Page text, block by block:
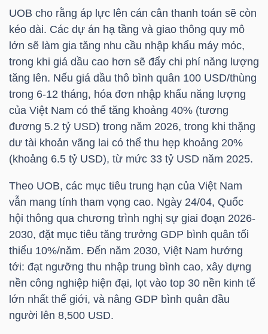
UOB cho rằng áp lực lên cán cân thanh toán sẽ còn
kéo dài. Các dự án hạ tầng và giao thông quy mô
lớn sẽ làm gia tăng nhu cầu nhập khẩu máy móc,
trong khi giá dầu cao hơn sẽ đẩy chi phí năng lượng
tăng lên. Nếu giá dầu thô bình quân 100 USD/thùng
trong 6-12 tháng, hóa đơn nhập khẩu năng lượng
của Việt Nam có thể tăng khoảng 40% (tương
đương 5.2 tỷ USD) trong năm 2026, trong khi thặng
dư tài khoản vãng lai có thể thu hẹp khoảng 20%
(khoảng 6.5 tỷ USD), từ mức 33 tỷ USD năm 2025.
Theo UOB, các mục tiêu trung hạn của Việt Nam
vẫn mang tính tham vọng cao. Ngày 24/04, Quốc
hội thông qua chương trình nghị sự giai đoạn 2026-
2030, đặt mục tiêu tăng trưởng GDP bình quân tối
thiểu 10%/năm. Đến năm 2030, Việt Nam hướng
tới: đạt ngưỡng thu nhập trung bình cao, xây dựng
nền công nghiệp hiện đại, lọt vào top 30 nền kinh tế
lớn nhất thế giới, và nâng GDP bình quân đầu
người lên 8,500 USD.
DOANH
NGHIỆP
CỔ
PHÁI
SINH
TRÁI
PHIẾU